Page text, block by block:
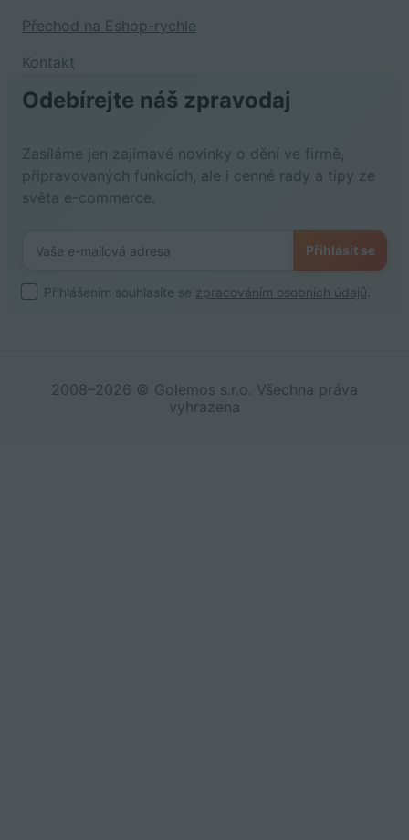
Přechod na Eshop-rychle
Kontakt
Odebírejte náš zpravodaj
Zasíláme jen zajímavé novinky o dění ve firmě,
připravovaných funkcích, ale i cenné rady a tipy ze
světa e-commerce.
Přihlásit se
Přihlášením souhlasíte se zpracováním osobních údajů
2008–2026 © Golemos s.r.o. Všechna práva
vyhrazena